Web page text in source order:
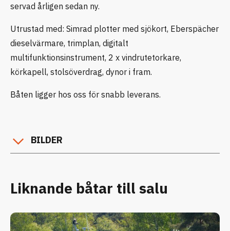
servad årligen sedan ny.
Utrustad med: Simrad plotter med sjökort, Eberspächer
dieselvärmare, trimplan, digitalt
multifunktionsinstrument, 2 x vindrutetorkare,
körkapell, stolsöverdrag, dynor i fram.
Båten ligger hos oss för snabb leverans.
BILDER
Liknande båtar till salu